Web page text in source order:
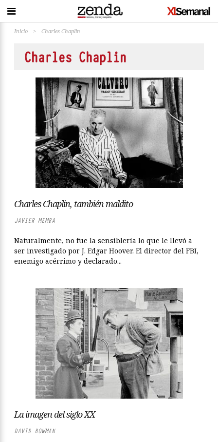
Inicio > Charles Chaplin
Charles Chaplin
Charles Chaplin, también maldito
JAVIER MEMBA
Naturalmente, no fue la sensiblería lo que le llevó a
ser investigado por J. Edgar Hoover. El director del FBI,
enemigo acérrimo y declarado...
La imagen del siglo XX
DAVID BOWMAN